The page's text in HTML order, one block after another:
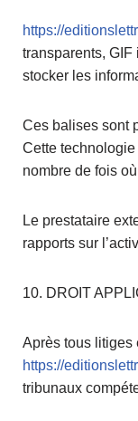
https://
transparents, GIF
stocker les
Ces balises sont
Cette technologie
nombre de fois
Le prestataire
rapports sur
10. DROIT
Après tous litiges
https://
tribunaux